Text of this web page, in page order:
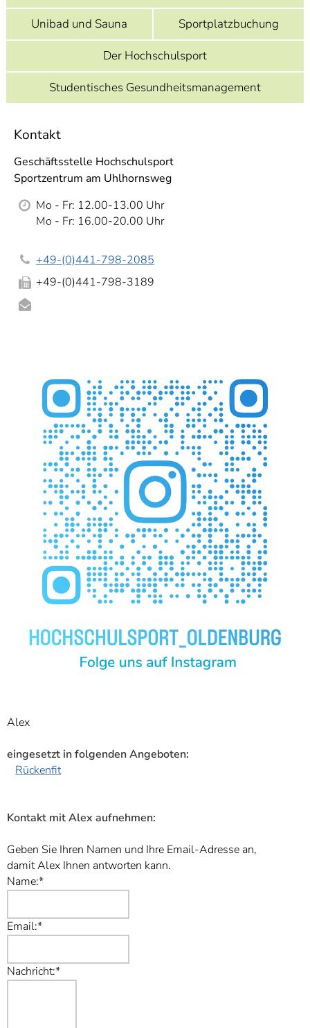
]
Informationen zur
Barrierefreiheit
Unibad und Sauna
Sportplatzbuchung
Der Hochschulsport
Studentisches Gesundheitsmanagement
Kontakt
Geschäftsstelle Hochschulsport
Sportzentrum am Uhlhornsweg
Mo - Fr: 12.00-13.00 Uhr
Mo - Fr: 16.00-20.00 Uhr
+49-(0)441-798-2085
+49-(0)441-798-3189
Alex
eingesetzt in folgenden Angeboten:
Rückenfit
Kontakt mit Alex aufnehmen:
Geben Sie Ihren Namen und Ihre Email-Adresse an,
damit Alex Ihnen antworten kann.
Name:*
Email:*
Nachricht:*